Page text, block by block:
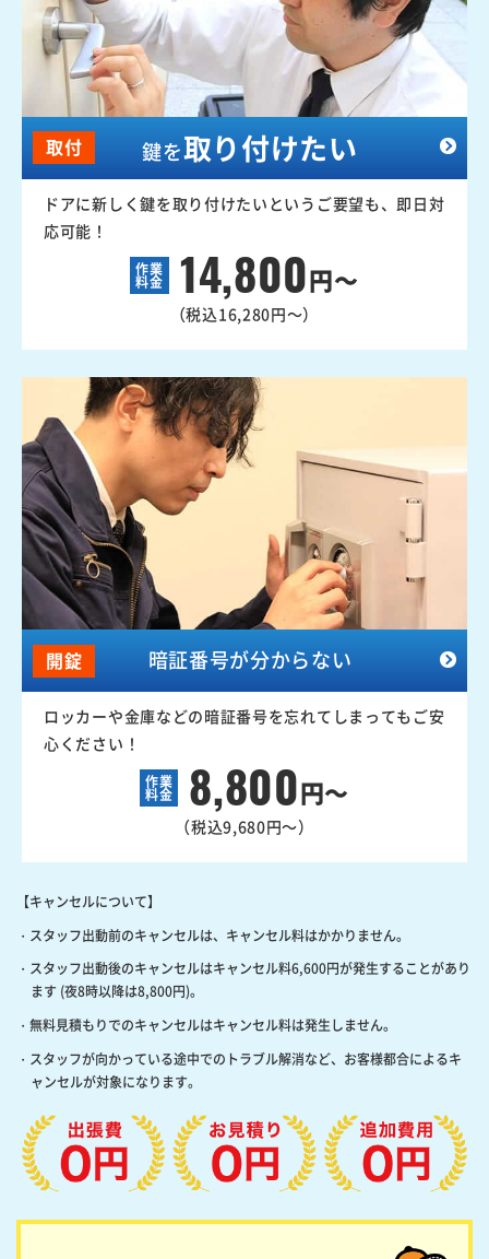
取付 鍵を取り付けたい
ドアに新しく鍵を取り付けたいというご要望も、即日対
応可能！
作業
料金 14,800円～
（税込16,280円～）
開錠 暗証番号が分からない
ロッカーや金庫などの暗証番号を忘れてしまってもご安
心ください！
作業
料金 8,800円～
（税込9,680円～）
【キャンセルについて】
・スタッフ出動前のキャンセルは、キャンセル料はかかりません。
・スタッフ出動後のキャンセルはキャンセル料6,600円が発生することがあり
ます (夜8時以降は8,800円)。
・無料見積もりでのキャンセルはキャンセル料は発生しません。
・スタッフが向かっている途中でのトラブル解消など、お客様都合によるキ
ャンセルが対象になります。